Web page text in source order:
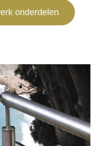
onderdelen